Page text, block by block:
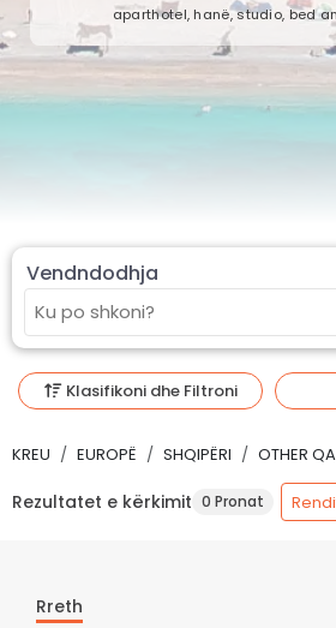
aparthotel, hanë, studio, bed
Vendndodhja
Klasifikoni dhe Filtroni
KREU EUROPË SHQIPËRI OTHER
Rezultatet e kërkimit 0 Pronat
Rreth